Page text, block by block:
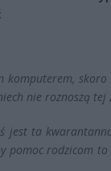
komputerem,
nie roznoszą tej
ta
pomoc rodzicom to